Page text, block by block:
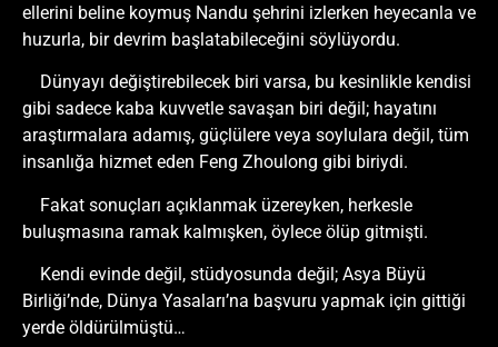
ellerini beline koymuş Nandu şehrini izlerken heyecanla ve
huzurla, bir devrim başlatabileceğini söylüyordu.
Dünyayı değiştirebilecek biri varsa, bu kesinlikle kendisi
gibi sadece kaba kuvvetle savaşan biri değil; hayatını
araştırmalara adamış, güçlülere veya soylulara değil, tüm
insanlığa hizmet eden Feng Zhoulong gibi biriydi.
Fakat sonuçları açıklanmak üzereyken, herkesle
buluşmasına ramak kalmışken, öylece ölüp gitmişti.
Kendi evinde değil, stüdyosunda değil; Asya Büyü
Birliği’nde, Dünya Yasaları’na başvuru yapmak için gittiği
yerde öldürülmüştü…